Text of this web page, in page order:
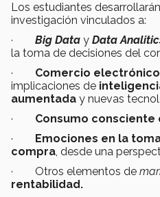
Los estudiantes
investigación vinculados a:
· Big Data y Data
la toma de decisiones del
· Comercio electrónico
implicaciones de
aumentada y nuevas
· Consumo consciente
· Emociones en la
compra, desde una
· Otros elementos de
rentabilidad.